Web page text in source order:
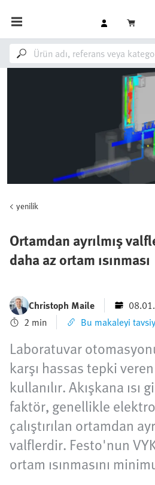
yenilik
Ortamdan ayrılmış
daha az ortam ısınması
Christoph Maile
2 min
Bu makaleyi
Laboratuvar
karşı hassas tepki veren
kullanılır. Akışkana ısı
faktör, genellikle
çalıştırılan ortamdan
valflerdir. Festo'nun
ortam ısınmasını